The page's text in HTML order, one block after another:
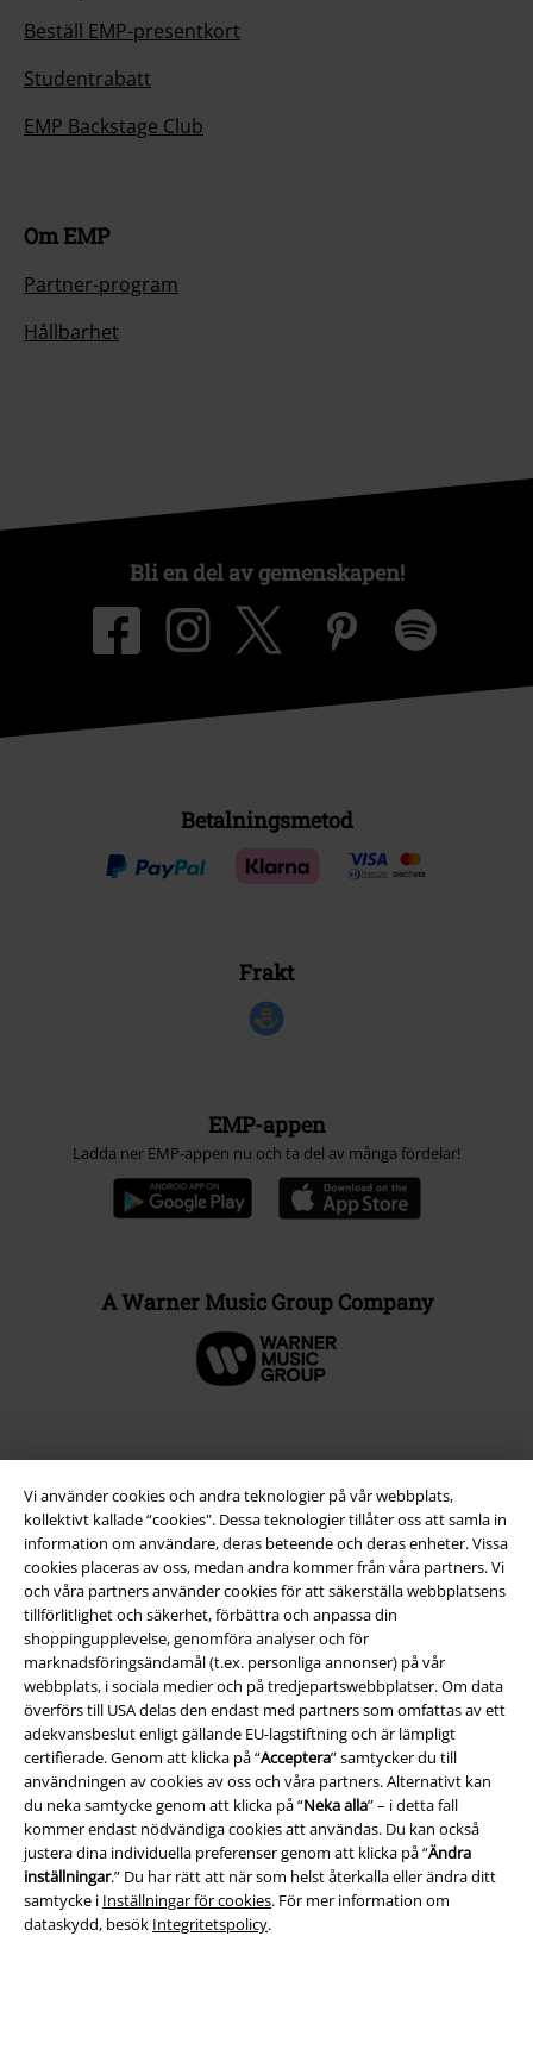
Vi använder cookies och andra teknologier på vår webbplats,
kollektivt kallade “cookies". Dessa teknologier tillåter oss att samla in
information om användare, deras beteende och deras enheter. Vissa
cookies placeras av oss, medan andra kommer från våra partners. Vi
och våra partners använder cookies för att säkerställa webbplatsens
tillförlitlighet och säkerhet, förbättra och anpassa din
shoppingupplevelse, genomföra analyser och för
marknadsföringsändamål (t.ex. personliga annonser) på vår
webbplats, i sociala medier och på tredjepartswebbplatser. Om data
överförs till USA delas den endast med partners som omfattas av ett
adekvansbeslut enligt gällande EU-lagstiftning och är lämpligt
certifierade. Genom att klicka på “Acceptera” samtycker du till
användningen av cookies av oss och våra partners. Alternativt kan
du neka samtycke genom att klicka på “Neka alla” – i detta fall
kommer endast nödvändiga cookies att användas. Du kan också
justera dina individuella preferenser genom att klicka på “Ändra
inställningar.” Du har rätt att när som helst återkalla eller ändra ditt
samtycke i Inställningar för cookies. För mer information om
dataskydd, besök Integritetspolicy.
Beställ EMP-presentkort
Studentrabatt
EMP Backstage Club
Om EMP
Partner-program
Hållbarhet
Bli en del av gemenskapen!
Betalningsmetod
Frakt
EMP-appen
Ladda ner EMP-appen nu och ta del av många fördelar!
A Warner Music Group Company
Juridisk information/Villkor
Villkor
Om oss
Ladda ner villkoren
Avfallshantering och miljöskydd
Försäkran om överensstämmelse